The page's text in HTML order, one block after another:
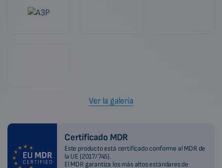
Ver la galería
Certificado MDR
Este producto está certificado conforme al MDR de
la UE (2017/745).
El MDR garantiza los más altos estándares de